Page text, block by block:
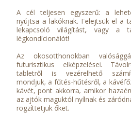
A cél teljesen egyszerű: a
nyújtsa a lakóknak. Felejtsük el a
lekapcsoló világítást, vagy a
légkondícionálót!
Az okosotthonokban
futurisztikus elképzelései.
tabletről is vezérelhető
mondjuk, a fűtés-hűtésről, a
kávét, pont akkorra, amikor
az ajtók maguktól nyílnak és
rögzíttetjük őket.